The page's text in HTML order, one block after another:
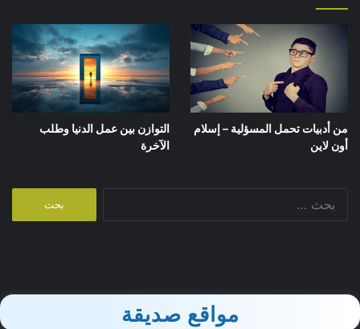
من أدبيات تحمل المسؤلية – إسلام
أون لاين
التوازن بين عمل الدنيا وطلب
الآخرة
مواقع صديقة